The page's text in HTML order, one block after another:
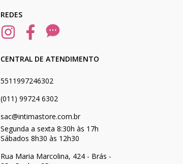
REDES
CENTRAL DE ATENDIMENTO
5511997246302
(011) 99724 6302
sac@intimastore.com.br
Segunda a sexta 8:30h às 17h
Sábados 8h30 às 12h30
Rua Maria Marcolina, 424 - Brás -